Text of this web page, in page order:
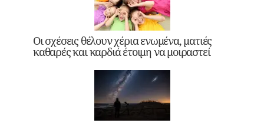
Οι σχέσεις θέλουν χέρια ενωμένα, ματιές
καθαρές και καρδιά έτοιμη να μοιραστεί